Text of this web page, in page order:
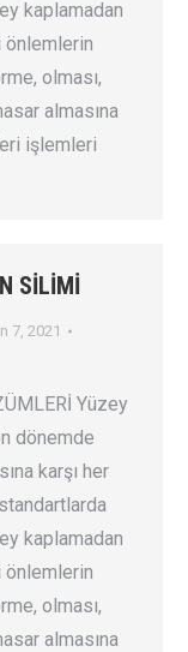
kaplamadan
önlemlerin
olması,
almasına
işlemleri
SİLİMİ
7, 2021
Yüzey
dönemde
karşı her
kaplamadan
önlemlerin
olması,
almasına